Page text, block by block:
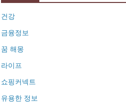
건강
금융정보
꿈 해몽
라이프
쇼핑커넥트
유용한 정보